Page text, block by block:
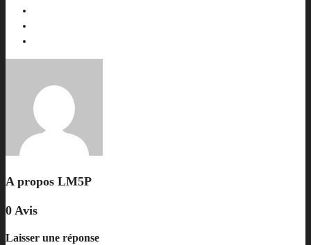
A propos LM5P
0 Avis
Laisser une réponse